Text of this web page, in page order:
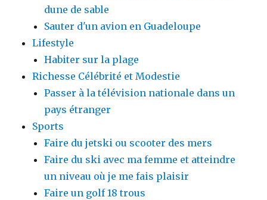
dune de sable
Sauter d'un avion en Guadeloupe
Lifestyle
Habiter sur la plage
Richesse Célébrité et Modestie
Passer à la télévision nationale dans un
pays étranger
Sports
Faire du jetski ou scooter des mers
Faire du ski avec ma femme et atteindre
un niveau où je me fais plaisir
Faire un golf 18 trous